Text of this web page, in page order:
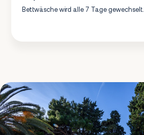
Bettwäsche wird alle 7 Tage gewechselt.